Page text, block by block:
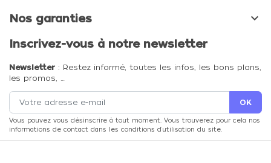
Nos garanties 
Inscrivez-vous à notre newsletter
Newsletter : Restez informé, toutes les infos, les bons plans,
les promos, …
Vous pouvez vous désinscrire à tout moment. Vous trouverez pour cela nos
informations de contact dans les conditions d'utilisation du site.